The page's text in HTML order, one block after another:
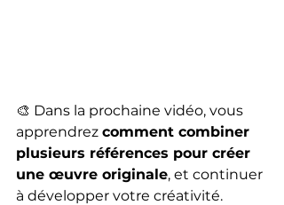
🎨 Dans la prochaine vidéo, vous
apprendrez comment combiner
plusieurs références pour créer
une œuvre originale, et continuer
à développer votre créativité.